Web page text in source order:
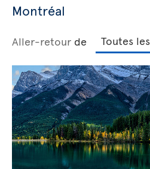
Montréal
Aller-retour de